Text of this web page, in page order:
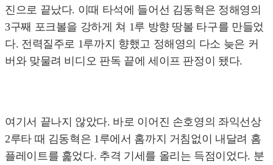
진으로 끝났다. 이때 타석에 들어선 김동혁은 정해영의
3구째 포크볼을 강하게 쳐 1루 방향 땅볼 타구를 만들었
다. 전력질주로 1루까지 향했고 정해영의 다소 늦은 커
버와 맞물려 비디오 판독 끝에 세이프 판정이 됐다.
여기서 끝나지 않았다. 바로 이어진 손호영의 좌익선상
2루타 때 김동혁은 1루에서 홈까지 거침없이 내달려 홈
플레이트를 훑었다. 추격 기세를 올리는 득점이었다. 분